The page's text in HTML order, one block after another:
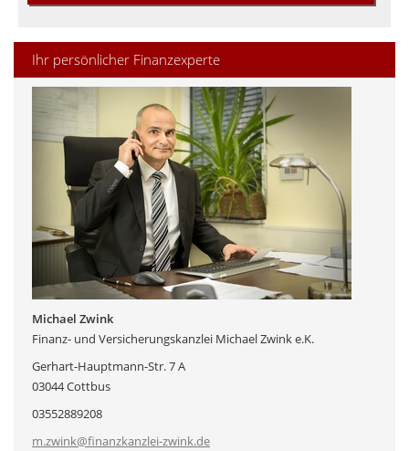
Ihr persönlicher Finanzexperte
Michael Zwink
Finanz- und Versicherungskanzlei Michael Zwink e.K.
Gerhart-Hauptmann-Str. 7 A
03044 Cottbus
03552889208
m.zwink@finanzkanzlei-zwink.de